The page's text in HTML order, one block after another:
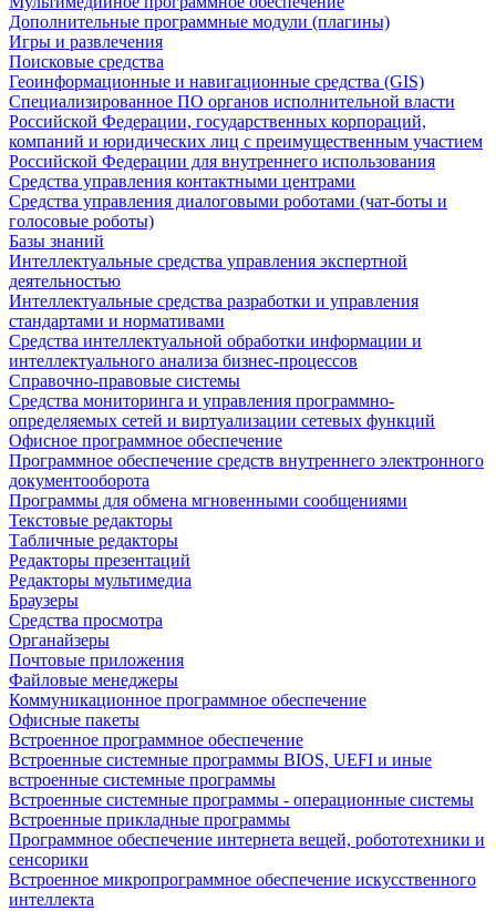
Дополнительные программные модули (плагины)
Игры и развлечения
Поисковые средства
Геоинформационные и навигационные средства (GIS)
Специализированное ПО органов исполнительной власти
Российской Федерации, государственных корпораций,
компаний и юридических лиц с преимущественным участием
Российской Федерации для внутреннего использования
Средства управления контактными центрами
Средства управления диалоговыми роботами (чат-боты и
голосовые роботы)
Базы знаний
Интеллектуальные средства управления экспертной
деятельностью
Интеллектуальные средства разработки и управления
стандартами и нормативами
Средства интеллектуальной обработки информации и
интеллектуального анализа бизнес-процессов
Справочно-правовые системы
Средства мониторинга и управления программно-
определяемых сетей и виртуализации сетевых функций
Офисное программное обеспечение
Программное обеспечение средств внутреннего электронного
документооборота
Программы для обмена мгновенными сообщениями
Текстовые редакторы
Табличные редакторы
Редакторы презентаций
Редакторы мультимедиа
Браузеры
Средства просмотра
Органайзеры
Почтовые приложения
Файловые менеджеры
Коммуникационное программное обеспечение
Офисные пакеты
Встроенное программное обеспечение
Встроенные системные программы BIOS, UEFI и иные
встроенные системные программы
Встроенные системные программы - операционные системы
Встроенные прикладные программы
Программное обеспечение интернета вещей, робототехники и
сенсорики
Встроенное микропрограммное обеспечение искусственного
интеллекта